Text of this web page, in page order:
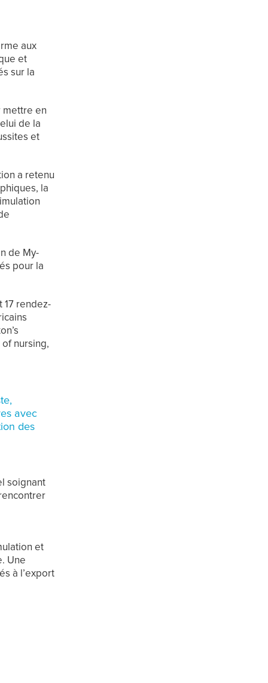
aux
et
sur la
mettre en
de la
et
a retenu
la
de My-
pour la
17 rendez-
nursing,
avec
des
soignant
et
Une
à l’export